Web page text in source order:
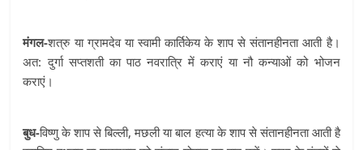
मंगल-शत्रु या ग्रामदेव या स्वामी कार्तिकेय के शाप से संतानहीनता आती है।
अत: दुर्गा सप्तशती का पाठ नवरात्रि में कराएं या नौ कन्याओं को भोजन
कराएं।
बुध-विष्णु के शाप से बिल्ली, मछली या बाल हत्या के शाप से संतानहीनता आती है